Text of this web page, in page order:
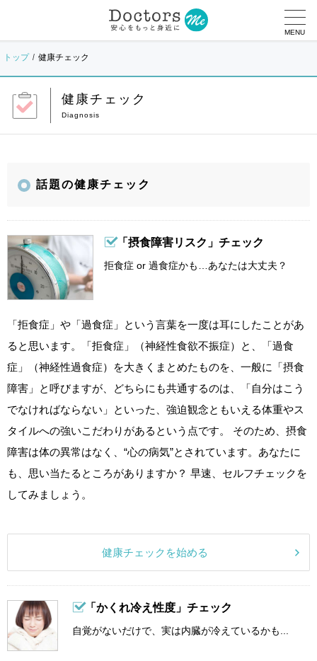
MENU
トップ 健康チェック
健康チェック
話題の健康チェック
「摂食障害リスク」チェック
拒食症 or 過食症かも…あなたは大丈夫？
「拒食症」や「過食症」という言葉を一度は耳にしたことがあ
ると思います。「拒食症」（神経性食欲不振症）と、「過食
症」（神経性過食症）を大きくまとめたものを、一般に「摂食
障害」と呼びますが、どちらにも共通するのは、「自分はこう
でなければならない」といった、強迫観念ともいえる体重やス
タイルへの強いこだわりがあるという点です。 そのため、摂食
障害は体の異常はなく、“心の病気”とされています。あなたに
も、思い当たるところがありますか？ 早速、セルフチェックを
してみましょう。
健康チェックを始める
「かくれ冷え性度」チェック
自覚がないだけで、実は内臓が冷えているかも...